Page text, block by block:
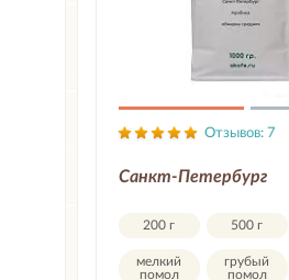
Отзывов: 7
Санкт-Петербург
200 г 500 г
мелкий
помол
грубый
помол